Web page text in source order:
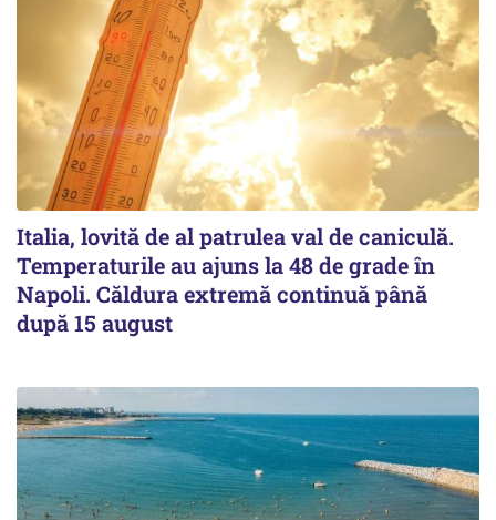
Italia, lovită de al patrulea val de caniculă.
Temperaturile au ajuns la 48 de grade în
Napoli. Căldura extremă continuă până
după 15 august